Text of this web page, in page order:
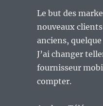
Le but des
nouveaux
anciens,
J’ai changer
fournisseur
compter.